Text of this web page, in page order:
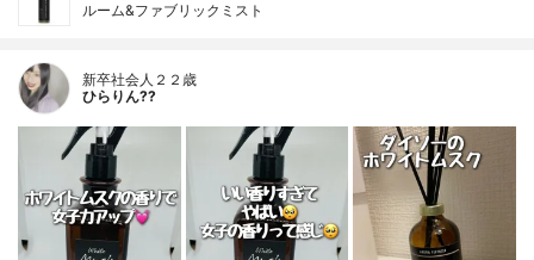
ルーム&ファブリックミスト
新卒社会人２２歳
ひらりん??